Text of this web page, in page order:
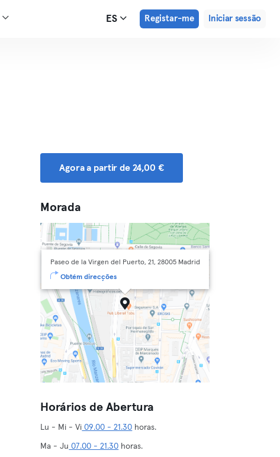
ES Registar-me Iniciar sessão
Agora a partir de 24,00 €
Morada
Paseo de la Virgen del Puerto, 21, 28005 Madrid
Obtém direcções
Horários de Abertura
Lu - Mi - Vi 09.00 - 21.30 horas.
Ma - Ju 07.00 - 21.30 horas.